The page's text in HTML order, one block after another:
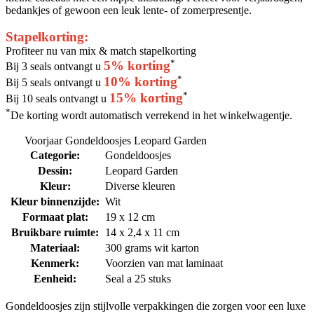
bedankjes of gewoon een leuk lente- of zomerpresentje.
Stapelkorting:
Profiteer nu van mix & match stapelkorting
Bij 3 seals ontvangt u 5% korting*
Bij 5 seals ontvangt u 10% korting*
Bij 10 seals ontvangt u 15% korting*
*De korting wordt automatisch verrekend in het winkelwagentje.
Voorjaar Gondeldoosjes Leopard Garden
Categorie:
Gondeldoosjes
Dessin:
Leopard Garden
Kleur:
Diverse kleuren
Kleur binnenzijde: Wit
Formaat plat:
19 x 12 cm
Bruikbare ruimte:
14 x 2,4 x 11 cm
Materiaal:
300 grams wit karton
Kenmerk:
Voorzien van mat laminaat
Eenheid:
Seal a 25 stuks
Gondeldoosjes zijn stijlvolle verpakkingen die zorgen voor een luxe